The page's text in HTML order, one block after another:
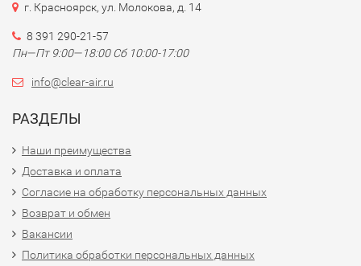
г. Красноярск, ул. Молокова, д. 14
8 391 290-21-57
Пн—Пт 9:00—18:00 Сб 10:00-17:00
info@clear-air.ru
РАЗДЕЛЫ
Наши преимущества
Доставка и оплата
Согласие на обработку персональных данных
Возврат и обмен
Вакансии
Политика обработки персональных данных